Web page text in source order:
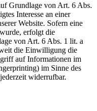
Grundlage von Art. 6 Abs.
Interesse an einer
Website. Sofern eine
erfolgt die
von Art. 6 Abs. 1 lit. a
die Einwilligung die
auf Informationen im
im Sinne des
widerrufbar.